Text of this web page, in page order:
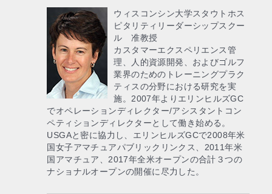
ウィスコンシン大学スタウトホス
ピタリティリーダーシップスクー
ル 准教授
カスタマーエクスペリエンス管
理、人的資源開発、およびゴルフ
業界のためのトレーニングプラク
ティスの分野における研究を実
施。2007年よりエリンヒルズGC
でオペレーションディレクター/アシスタントコン
ペティションディレクターとして働き始める。
USGAと密に協力し、エリンヒルズGCで2008年米
国女子アマチュアパブリックリンクス、2011年米
国アマチュア、2017年全米オープンの合計３つの
ナショナルオープンの開催に尽力した。